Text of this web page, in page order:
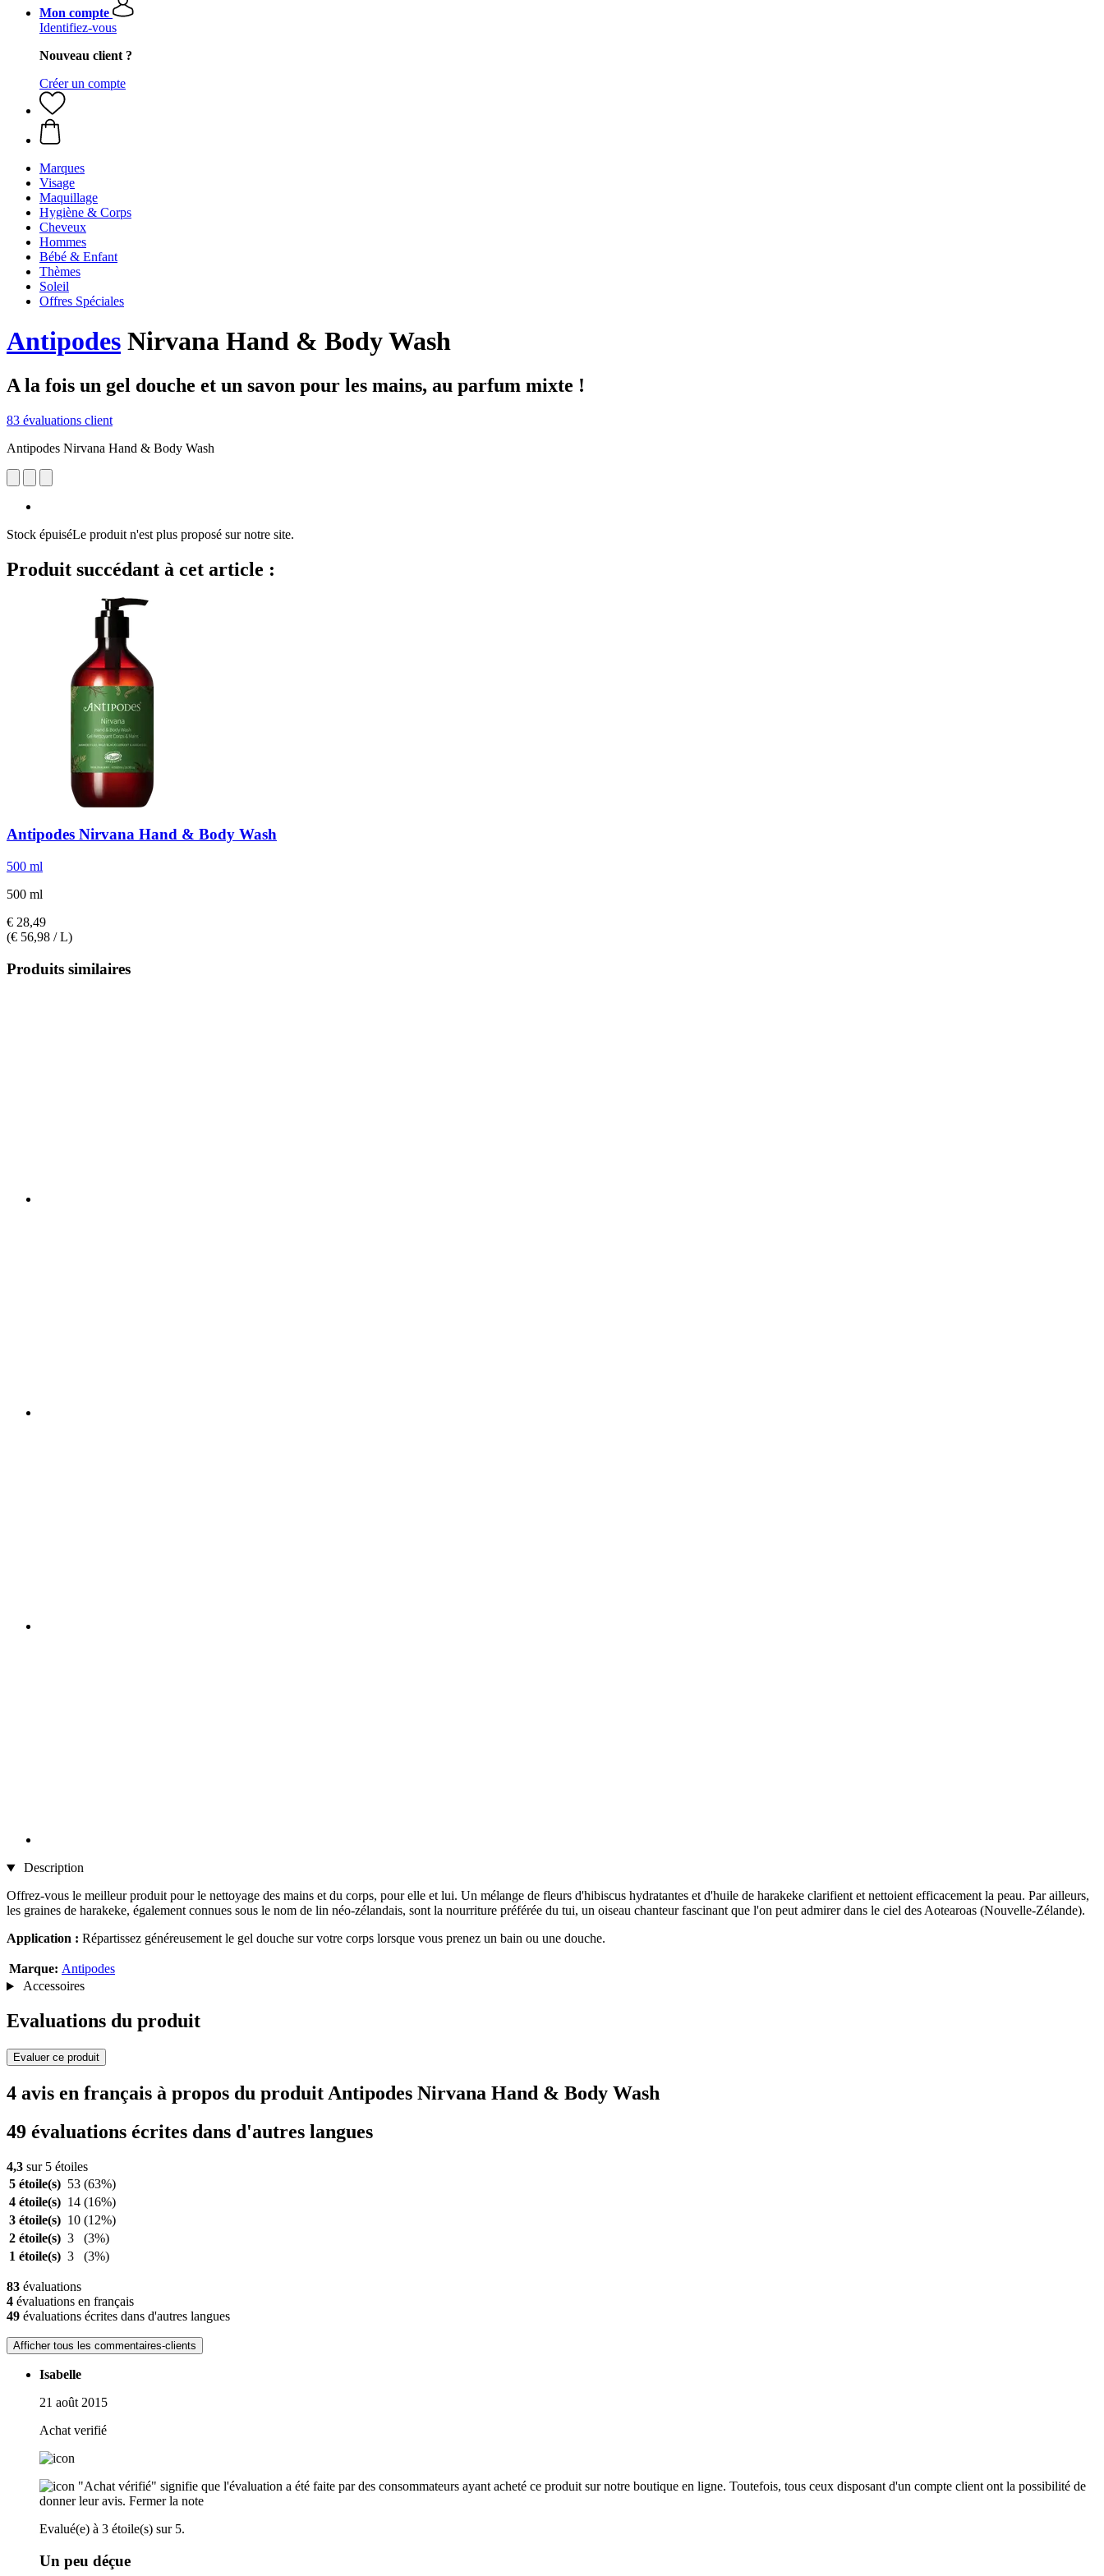
Mon compte
Identifiez-vous
Nouveau client ?
Créer un compte
Marques
Visage
Maquillage
Hygiène & Corps
Cheveux
Hommes
Bébé & Enfant
Thèmes
Soleil
Offres Spéciales
Antipodes Nirvana Hand & Body Wash
A la fois un gel douche et un savon pour les mains, au parfum mixte !
83 évaluations client
Antipodes Nirvana Hand & Body Wash
Stock épuiséLe produit n'est plus proposé sur notre site.
Produit succédant à cet article :
Antipodes Nirvana Hand & Body Wash
500 ml
500 ml
€ 28,49
(€ 56,98 / L)
Produits similaires
Description
Offrez-vous le meilleur produit pour le nettoyage des mains et du corps, pour elle et lui. Un mélange de fleurs d'hibiscus hydratantes et d'huile de harakeke clarifient et nettoient efficacement la peau. Par ailleurs,
les graines de harakeke, également connues sous le nom de lin néo-zélandais, sont la nourriture préférée du tui, un oiseau chanteur fascinant que l'on peut admirer dans le ciel des Aotearoas (Nouvelle-Zélande).
Application : Répartissez généreusement le gel douche sur votre corps lorsque vous prenez un bain ou une douche.
Marque: Antipodes
Accessoires
Evaluations du produit
Evaluer ce produit
4 avis en français à propos du produit Antipodes Nirvana Hand & Body Wash
49 évaluations écrites dans d'autres langues
4,3 sur 5 étoiles
5 étoile(s) 53 (63%)
4 étoile(s) 14 (16%)
3 étoile(s) 10 (12%)
2 étoile(s) 3
(3%)
1 étoile(s) 3 (3%)
83 évaluations
4 évaluations en français
49 évaluations écrites dans d'autres langues
Afficher tous les commentaires-clients
Isabelle
21 août 2015
Achat verifié
"Achat vérifié" signifie que l'évaluation a été faite par des consommateurs ayant acheté ce produit sur notre boutique en ligne. Toutefois, tous ceux disposant d'un compte client ont la possibilité de
donner leur avis. Fermer la note
Evalué(e) à 3 étoile(s) sur 5.
Un peu déçue